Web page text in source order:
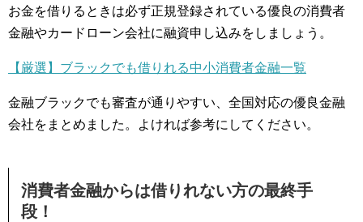
お金を借りるときは必ず正規登録されている優良の消費者
金融やカードローン会社に融資申し込みをしましょう。
【厳選】ブラックでも借りれる中小消費者金融一覧
金融ブラックでも審査が通りやすい、全国対応の優良金融
会社をまとめました。よければ参考にしてください。
消費者金融からは借りれない方の最終手
段！